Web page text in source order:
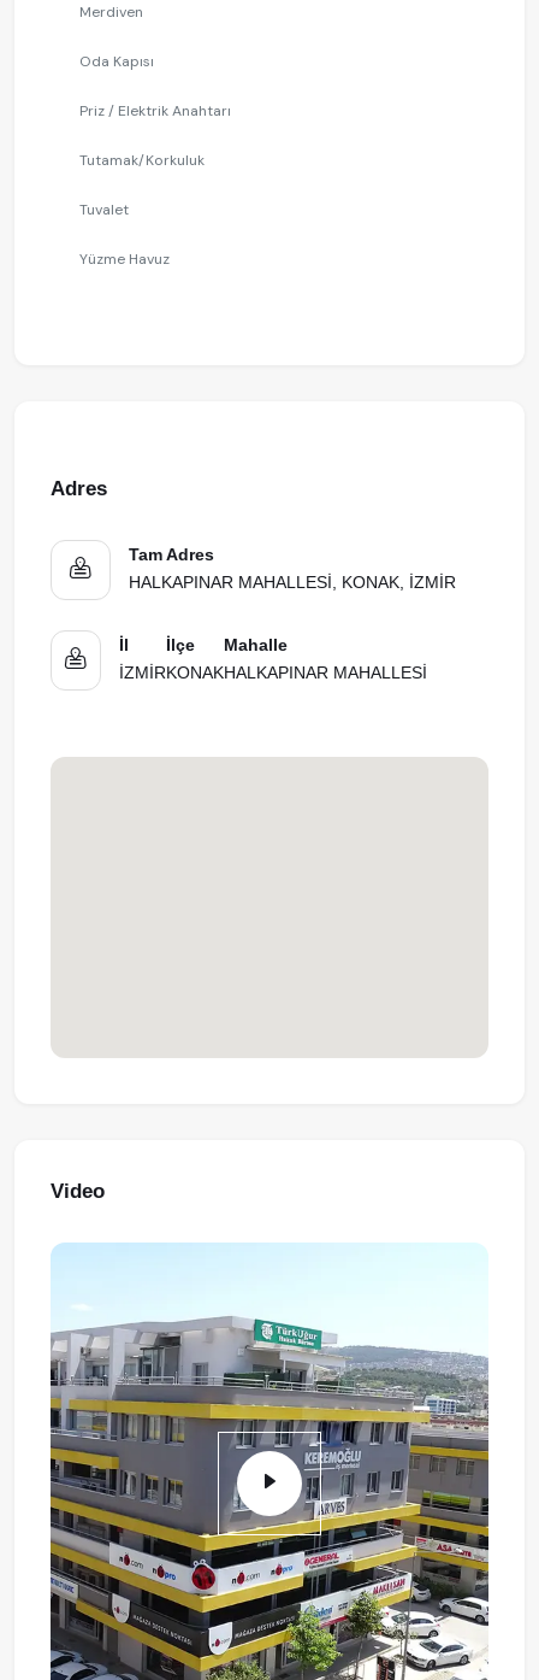
Merdiven
Oda Kapısı
Priz / Elektrik Anahtarı
Tutamak/Korkuluk
Tuvalet
Yüzme Havuz
Adres
Tam Adres
HALKAPINAR MAHALLESİ, KONAK, İZMİR
İl
İZMİR
İlçe
KONAK
Mahalle
HALKAPINAR MAHALLESİ
Video